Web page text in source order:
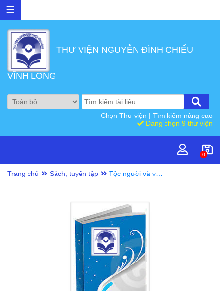
☰
THƯ VIỆN NGUYỄN ĐÌNH CHIỂU
VĨNH LONG
Chọn Thư viện | Tìm kiếm nâng cao
Đang chọn 9 thư viện
0
Trang chủ Sách, tuyển tập
Tộc người và văn